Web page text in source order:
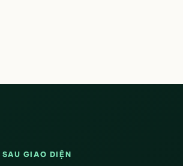
GIAO DIỆN